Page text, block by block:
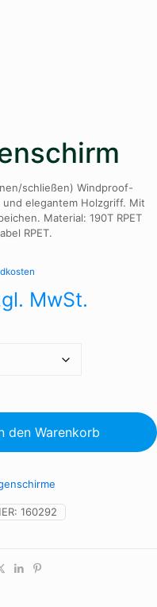
schließen) Windproof-
elegantem Holzgriff. Mit
Material: 190T RPET
RPET.
MwSt.
den Warenkorb
160292